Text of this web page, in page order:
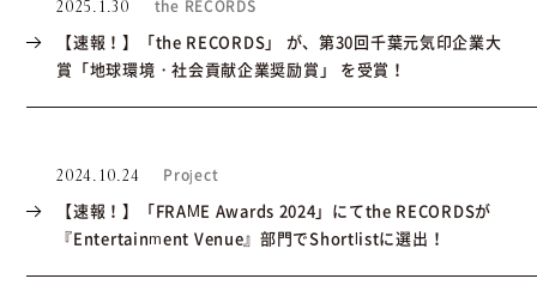
2025.1.30 the RECORDS
【速報！】「the RECORDS」 が、第30回千葉元気印企業大
賞「地球環境・社会貢献企業奨励賞」 を受賞！
2024.10.24 Project
【速報！】「FRAME Awards 2024」にてthe RECORDSが
『Entertainment Venue』部門でShortlistに選出！